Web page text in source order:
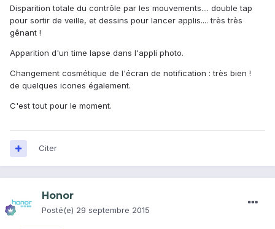
Disparition totale du contrôle par les mouvements.... double tap
pour sortir de veille, et dessins pour lancer applis.... très très
gênant !
Apparition d'un time lapse dans l'appli photo.
Changement cosmétique de l'écran de notification : très bien !
de quelques icones également.
C'est tout pour le moment.
Citer
Honor
Posté(e) 29 septembre 2015